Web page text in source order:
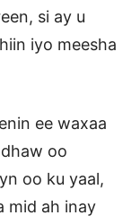
si ay u
iyo meesha
ee waxaa
oo
oo ku yaal,
mid ah inay